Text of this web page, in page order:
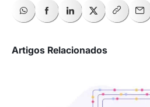
Artigos Relacionados